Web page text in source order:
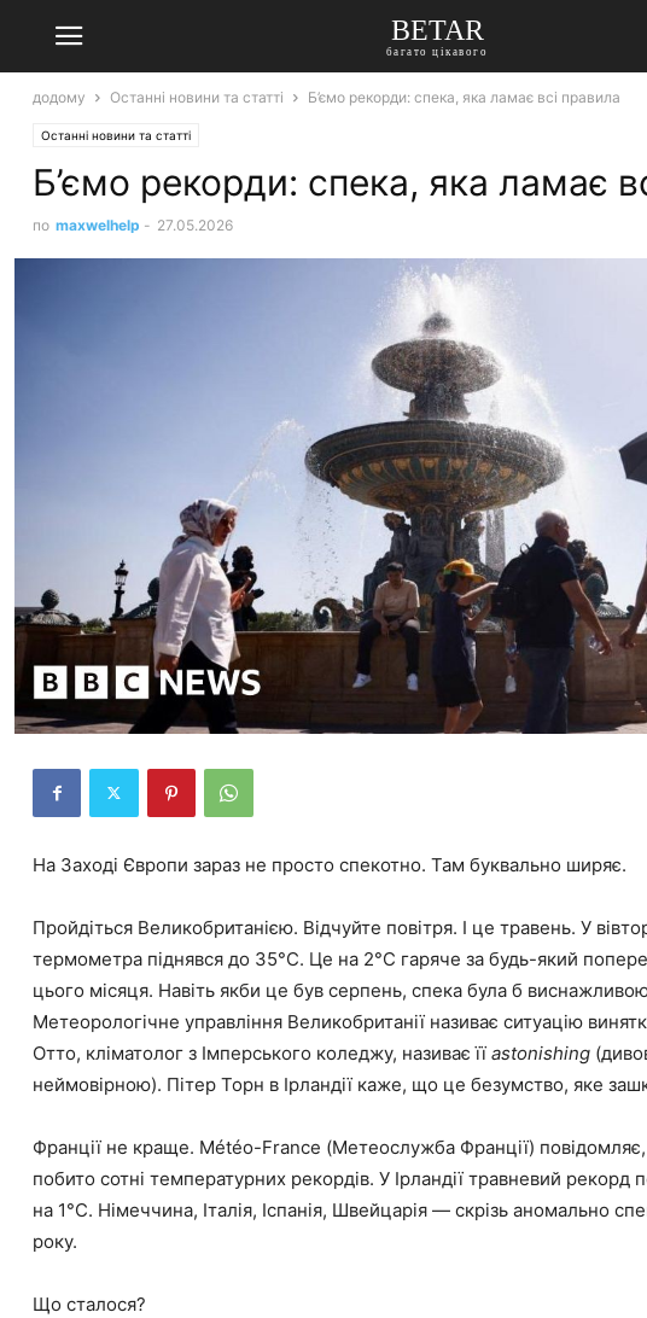
BETAR
багато цікавого
додому Останні новини та статті Б’ємо рекорди: спека, яка ламає всі правила
Останні новини та статті
Б’ємо рекорди: спека, яка ламає
по maxwelhelp - 27.05.2026
На Заході Європи зараз не просто спекотно. Там буквально ширяє.
Пройдіться Великобританією. Відчуйте повітря. І це травень. У
термометра піднявся до 35°C. Це на 2°C гаряче за будь-який
цього місяця. Навіть якби це був серпень, спека була б
Метеорологічне управління Великобританії називає ситуацію
Отто, кліматолог з Імперського коледжу, називає її astonishing
неймовірною). Пітер Торн в Ірландії каже, що це безумство, яке
Франції не краще. Météo-France (Метеослужба Франції) повідомляє,
побито сотні температурних рекордів. У Ірландії травневий
на 1°C. Німеччина, Італія, Іспанія, Швейцарія — скрізь аномально
року.
Що сталося?